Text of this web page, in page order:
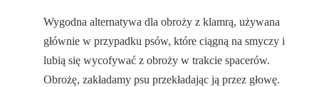
Wygodna alternatywa dla obroży z klamrą, używana
głównie w przypadku psów, które ciągną na smyczy i
lubią się wycofywać z obroży w trakcie spacerów.
Obrożę, zakładamy psu przekładając ją przez głowę.